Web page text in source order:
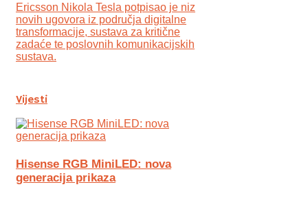
Ericsson Nikola Tesla potpisao je niz
novih ugovora iz područja digitalne
transformacije, sustava za kritične
zadaće te poslovnih komunikacijskih
sustava.
Vijesti
Hisense RGB MiniLED: nova
generacija prikaza